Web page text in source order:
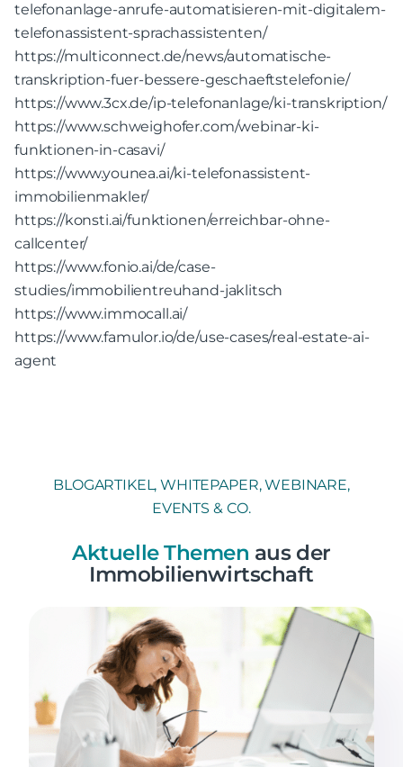
telefonanlage-anrufe-automatisieren-mit-digitalem-
telefonassistent-sprachassistenten/
https://multiconnect.de/news/automatische-
transkription-fuer-bessere-geschaeftstelefonie/
https://www.3cx.de/ip-telefonanlage/ki-transkription/
https://www.schweighofer.com/webinar-ki-
funktionen-in-casavi/
https://www.younea.ai/ki-telefonassistent-
immobilienmakler/
https://konsti.ai/funktionen/erreichbar-ohne-
callcenter/
https://www.fonio.ai/de/case-
studies/immobilientreuhand-jaklitsch
https://www.immocall.ai/
https://www.famulor.io/de/use-cases/real-estate-ai-
agent
BLOGARTIKEL, WHITEPAPER, WEBINARE,
EVENTS & CO.
Aktuelle Themen aus der
Immobilienwirtschaft